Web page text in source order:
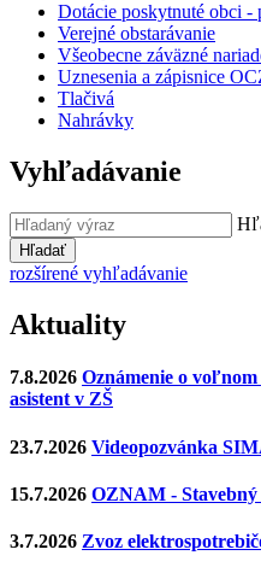
Dotácie poskytnuté obci -
Verejné obstarávanie
Všeobecne záväzné
Uznesenia a zápisnice
Tlačivá
Nahrávky
Vyhľadávanie
Hľadať
rozšírené vyhľadávanie
Aktuality
7.8.2026 Oznámenie o
asistent v ZŠ
23.7.2026 Videopozvánka
15.7.2026 OZNAM -
3.7.2026 Zvoz